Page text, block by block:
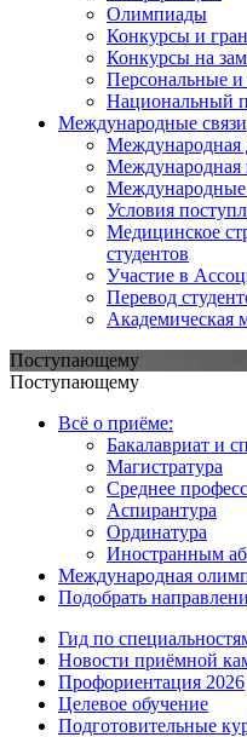
Олимпиады
Конкурсы и
Конкурсы на
Персональные
Национальный
Международные связи
Международная
Международная
Условия
Медицинское
студентов
Участие в
Перевод
Академическая
Поступающему
Поступающему
Всё о приёме:
Бакалавриат и
Магистратура
Среднее
Аспирантура
Ординатура
Иностранным
Международная
Подобрать
Гид по
Новости приёмной
Профориентация 2026
Целевое обучение
Подготовительные